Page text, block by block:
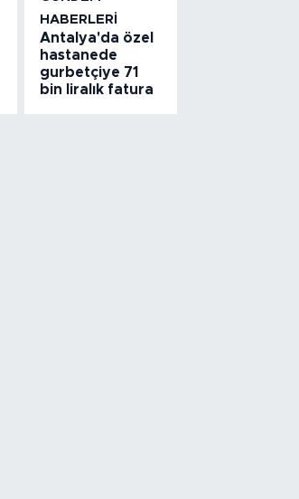
HABERLERI
Antalya'da özel
hastanede
gurbetçiye 71
bin liralık fatura